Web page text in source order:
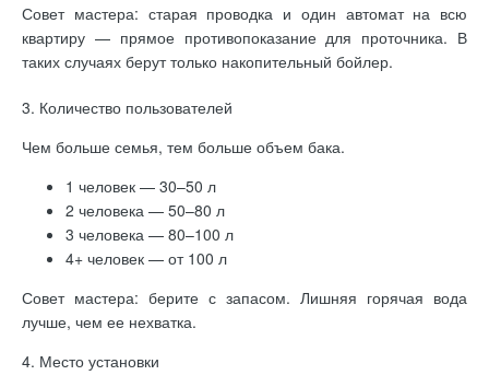
Совет мастера: старая проводка и один автомат на всю
квартиру — прямое противопоказание для проточника. В
таких случаях берут только накопительный бойлер.
3. Количество пользователей
Чем больше семья, тем больше объем бака.
1 человек — 30–50 л
2 человека — 50–80 л
3 человека — 80–100 л
4+ человек — от 100 л
Совет мастера: берите с запасом. Лишняя горячая вода
лучше, чем ее нехватка.
4. Место установки